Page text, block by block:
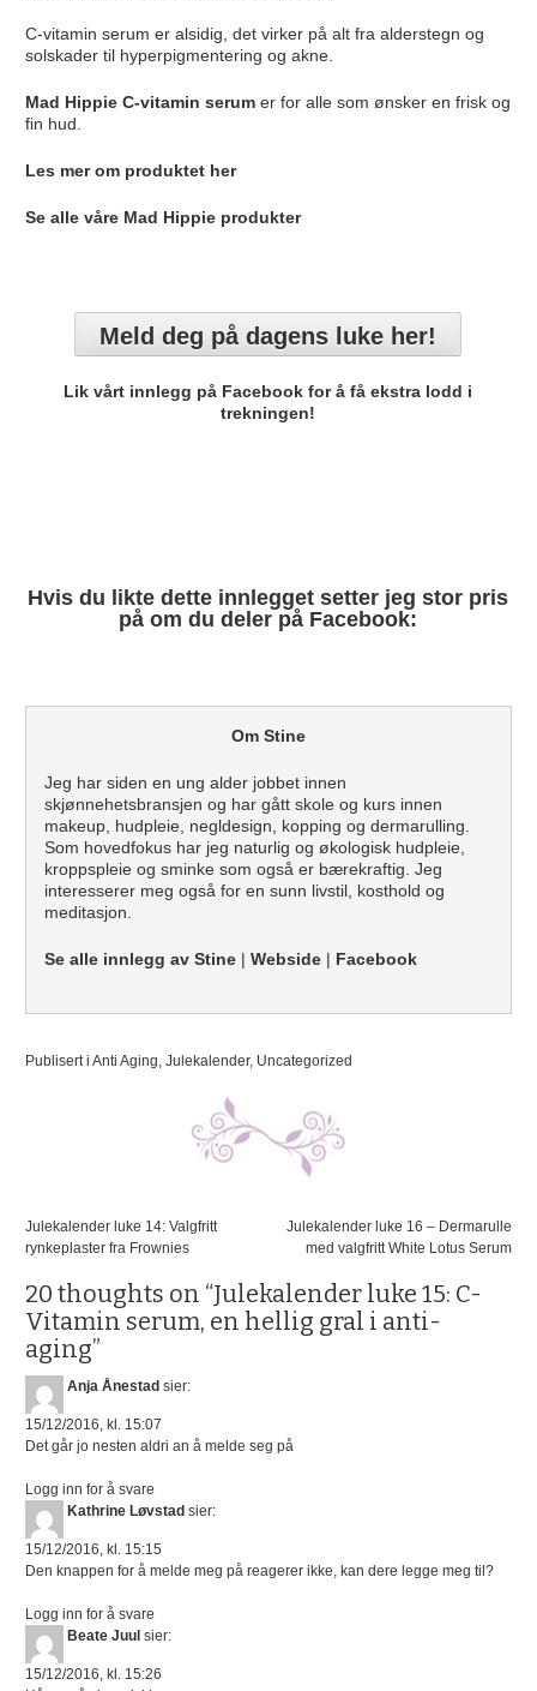
C-vitamin serum er alsidig, det virker på alt fra alderstegn og
solskader til hyperpigmentering og akne.
Mad Hippie C-vitamin serumer for alle som ønsker en frisk og
fin hud.
Les mer om produktet her
Se alle våre Mad Hippie produkter
Meld deg på dagens luke her!
Lik vårt innlegg på Facebook for å få ekstra lodd i
trekningen!
Hvis du likte dette innlegget setter jeg stor pris
på om du deler på Facebook:
Om Stine
Jeg har siden en ung alder jobbet innen
skjønnehetsbransjen og har gått skole og kurs innen
makeup, hudpleie, negldesign, kopping og dermarulling.
Som hovedfokus har jeg naturlig og økologisk hudpleie,
kroppspleie og sminke som også er bærekraftig. Jeg
interesserer meg også for en sunn livstil, kosthold og
meditasjon.
Se alle innlegg av Stine| Webside| Facebook
Publisert i Anti Aging Julekalender, Uncategorized
Innleggsnavigasjon
Julekalender luke 14: Valgfritt
rynkeplaster fra Frownies
Julekalender luke 16 – Dermarulle
med valgfritt White Lotus Serum
20 thoughts on “Julekalender luke 15: C-
Vitamin serum, en hellig gral i anti-
aging”
Anja Ånestad sier:
15/12/2016, kl. 15:07
Det går jo nesten aldri an å melde seg på
Logg inn for å svare
Kathrine Løvstad sier:
15/12/2016, kl. 15:15
Den knappen for å melde meg på reagerer ikke, kan dere legge meg til?
Logg inn for å svare
Beate Juul sier:
15/12/2016, kl. 15:26